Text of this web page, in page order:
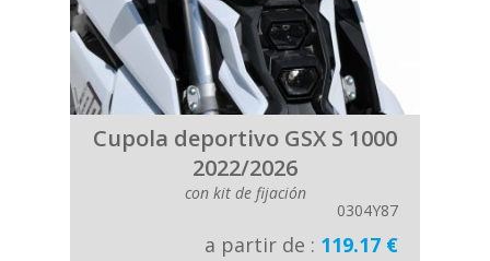
Cupola deportivo GSX S 1000
2022/2026
con kit de fijación
0304Y87
a partir de : 119.17 €